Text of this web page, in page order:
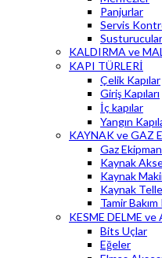
Panjurlar
Servis
Susturucular
KALDIRMA ve
KAPI TÜRLERİ
Çelik Kapılar
Giriş Kapıları
İç kapılar
Yangın
KAYNAK ve GAZ
Gaz
Kaynak
Kaynak
Kaynak
Tamir
KESME DELME
Bits Uçlar
Eğeler